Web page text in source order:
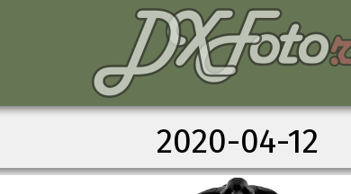
2020-04-12